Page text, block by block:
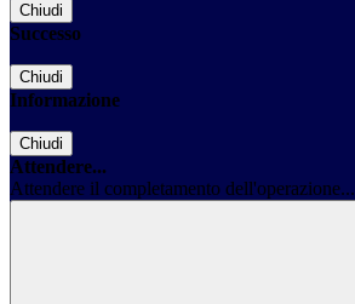
Chiudi
Successo
Chiudi
Informazione
Chiudi
Attendere...
Attendere il completamento dell'operazione...